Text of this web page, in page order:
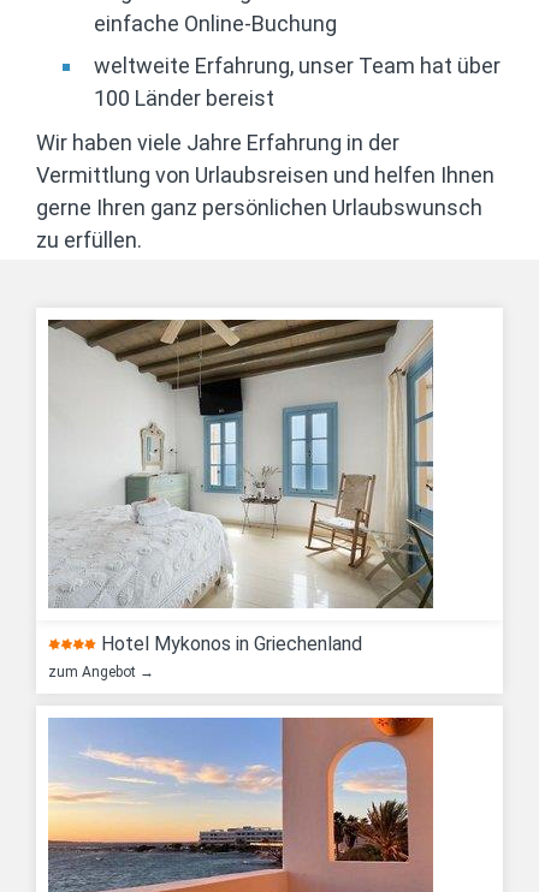
einfache Online-Buchung
weltweite Erfahrung, unser Team hat über
100 Länder bereist
Wir haben viele Jahre Erfahrung in der
Vermittlung von Urlaubsreisen und helfen Ihnen
gerne Ihren ganz persönlichen Urlaubswunsch
zu erfüllen.
Hotel Mykonos in Griechenland
zum Angebot →